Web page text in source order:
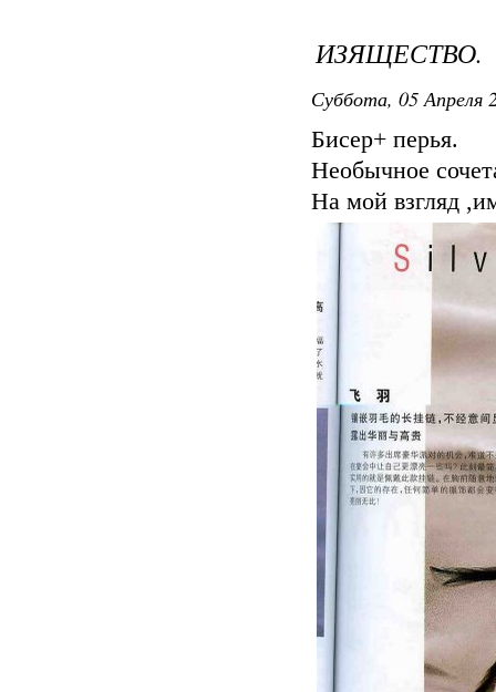
ИЗЯЩЕСТВО.
Суббота, 05 Апреля
Бисер+ перья.
Необычное
На мой взгляд